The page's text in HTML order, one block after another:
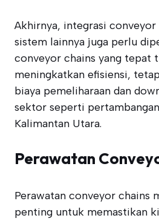
Akhirnya, integrasi conveyor
sistem lainnya juga perlu
conveyor chains yang tepat
meningkatkan efisiensi,
biaya pemeliharaan dan
sektor seperti
Kalimantan Utara.
Perawatan
Perawatan conveyor chains
penting untuk memastikan